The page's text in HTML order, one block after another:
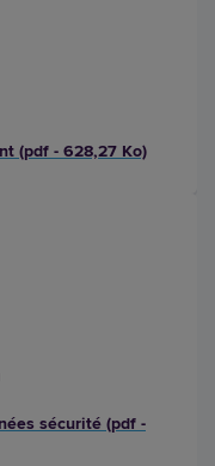
(pdf - 628,27 Ko)
sécurité (pdf -